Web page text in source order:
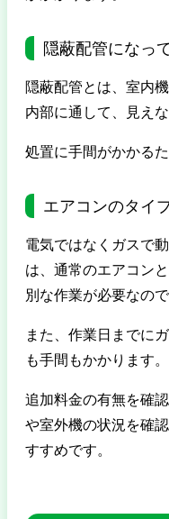
隠蔽配管になっ
隠蔽配管とは、室内
内部に通して、見え
処置に手間がかかる
エアコンのタイ
電気ではなくガスで
は、通常のエアコン
別な作業が必要なの
また、作業日までに
も手間もかかります。
追加料金の有無を確
や室外機の状況を確
すすめです。